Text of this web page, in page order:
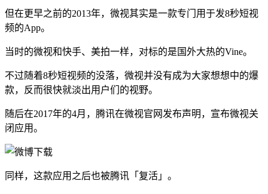
但在更早之前的2013年，微视其实是一款专门用于发8秒短视
频的App。
当时的微视和快手、美拍一样，对标的是国外大热的Vine。
不过随着8秒短视频的没落，微视并没有成为大家想想中的爆
款，反而很快就淡出用户们的视野。
随后在2017年的4月，腾讯在微视官网发布声明，宣布微视关
闭应用。
同样，这款应用之后也被腾讯「复活」。